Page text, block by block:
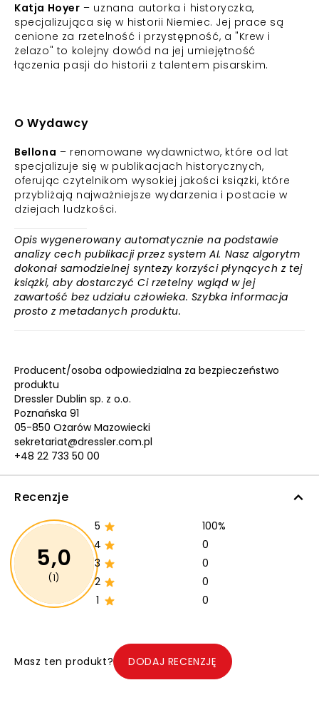
Katja Hoyer – uznana autorka i historyczka,
specjalizująca się w historii Niemiec. Jej prace są
cenione za rzetelność i przystępność, a "Krew i
żelazo" to kolejny dowód na jej umiejętność
łączenia pasji do historii z talentem pisarskim.
O Wydawcy
Bellona – renomowane wydawnictwo, które od lat
specjalizuje się w publikacjach historycznych,
oferując czytelnikom wysokiej jakości książki, które
przybliżają najważniejsze wydarzenia i postacie w
dziejach ludzkości.
Opis wygenerowany automatycznie na podstawie
analizy cech publikacji przez system AI. Nasz algorytm
dokonał samodzielnej syntezy korzyści płynących z tej
książki, aby dostarczyć Ci rzetelny wgląd w jej
zawartość bez udziału człowieka. Szybka informacja
prosto z metadanych produktu.
Producent/osoba odpowiedzialna za bezpieczeństwo
produktu
Dressler Dublin sp. z o.o.
Poznańska 91
05-850 Ożarów Mazowiecki
sekretariat@dressler.com.pl
+48 22 733 50 00
Recenzje
5,0
(1)
5
100%
4
0
3
0
2
0
1
0
Masz ten produkt? DODAJ RECENZJĘ